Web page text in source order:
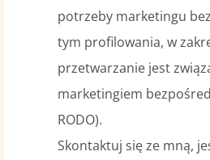
potrzeby marketingu
tym profilowania, w
przetwarzanie jest
marketingiem
RODO).
Skontaktuj się ze mną,